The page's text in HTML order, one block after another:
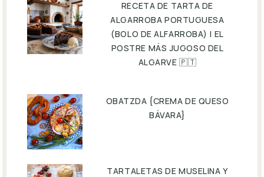
RECETA DE TARTA DE
ALGARROBA PORTUGUESA
(BOLO DE ALFARROBA) | EL
POSTRE MÁS JUGOSO DEL
ALGARVE 🇵🇹
OBATZDA {CREMA DE QUESO
BÁVARA}
TARTALETAS DE MUSELINA Y